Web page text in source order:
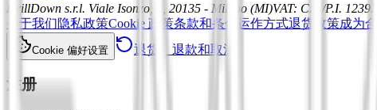
DrillDown s.r.l. Viale Isonzo, 8, 20135 - Milano (MI)VAT: C.F./P.I.
关于我们隐私政策Cookie 政策条款和条件 运作方式退货政策成为
Cookie 偏好设置 退货、退款和取消
注册